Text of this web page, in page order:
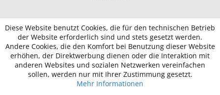
Diese Website benutzt Cookies, die für den technischen Betrieb
der Website erforderlich sind und stets gesetzt werden.
Andere Cookies, die den Komfort bei Benutzung dieser Website
erhöhen, der Direktwerbung dienen oder die Interaktion mit
anderen Websites und sozialen Netzwerken vereinfachen
sollen, werden nur mit Ihrer Zustimmung gesetzt.
Mehr Informationen